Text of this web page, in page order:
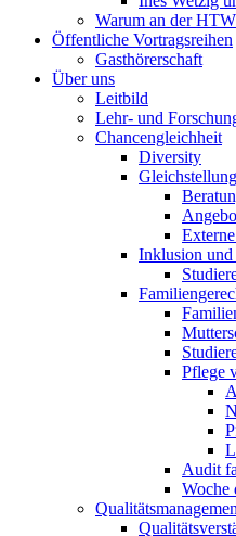
Warum an der
Öffentliche Vortragsreihen
Gasthörerschaft
Über uns
Leitbild
Lehr- und
Chancengleichheit
Diversity
Gleichstellung
Inklusion
Pflege
Audit
Woche